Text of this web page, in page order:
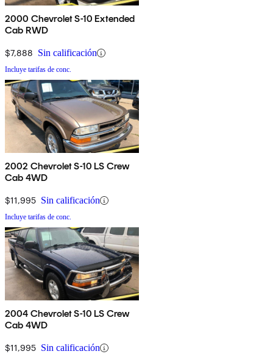
2000 Chevrolet S-10 Extended
Cab RWD
$7,888 Sin calificación
Incluye tarifas de conc.
2002 Chevrolet S-10 LS Crew
Cab 4WD
$11,995 Sin calificación
Incluye tarifas de conc.
2004 Chevrolet S-10 LS Crew
Cab 4WD
$11,995 Sin calificación